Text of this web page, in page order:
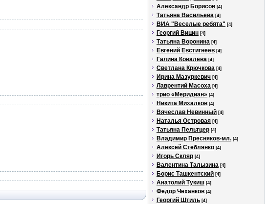
Александр Борисов [4]
Татьяна Васильева [4]
ВИА "Веселые ребята" [4]
Георгий Вицин [4]
Татьяна Воронина [4]
Евгений Евстигнеев [4]
Галина Ковалева [4]
Светлана Крючкова [4]
Ирина Мазуркевич [4]
Лаврентий Масоха [4]
трио «Меридиан» [4]
Никита Михалков [4]
Вячеслав Невинный [4]
Наталья Островая [4]
Татьяна Пельтцер [4]
Владимир Пресняков-мл. [4]
Алексей Стеблянко [4]
Игорь Скляр [4]
Валентина Талызина [4]
Борис Ташкентский [4]
Анатолий Тукиш [4]
Федор Чеханков [4]
Георгий Штиль [4]